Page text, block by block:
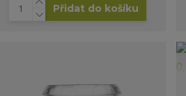
Přidat do košíku